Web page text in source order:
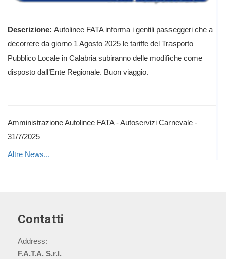
Descrizione: Autolinee FATA informa i gentili passeggeri che a
decorrere da giorno 1 Agosto 2025 le tariffe del Trasporto
Pubblico Locale in Calabria subiranno delle modifiche come
disposto dall’Ente Regionale. Buon viaggio.
Amministrazione Autolinee FATA - Autoservizi Carnevale -
31/7/2025
Altre News...
Contatti
Address:
F.A.T.A. S.r.l.